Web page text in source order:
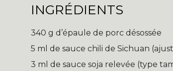
INGRÉDIENTS
340 g d’épaule de porc désossée
5 ml de sauce chili de Sichuan
3 ml de sauce soja relevée (type